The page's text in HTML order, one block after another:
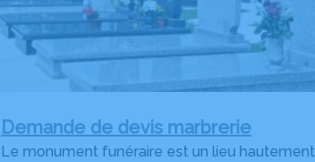
Demande de devis marbrerie
Le monument funéraire est un lieu hautement